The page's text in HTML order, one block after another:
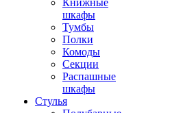
Книжные
шкафы
Тумбы
Полки
Комоды
Секции
Распашные
шкафы
Стулья